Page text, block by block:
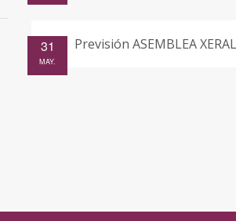
Previsión ASEMBLEA
31
MAY.